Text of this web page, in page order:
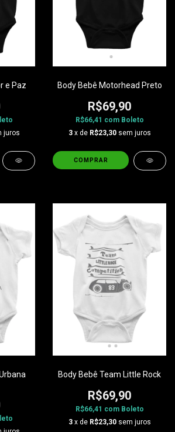
e Paz
juros
Body Bebê Motorhead Preto
R$69,90
R$66,41 com Boleto
3 x de R$23,30 sem juros
COMPRAR
Body Bebê Team Little Rock
R$69,90
R$66,41 com Boleto
3 x de R$23,30 sem juros